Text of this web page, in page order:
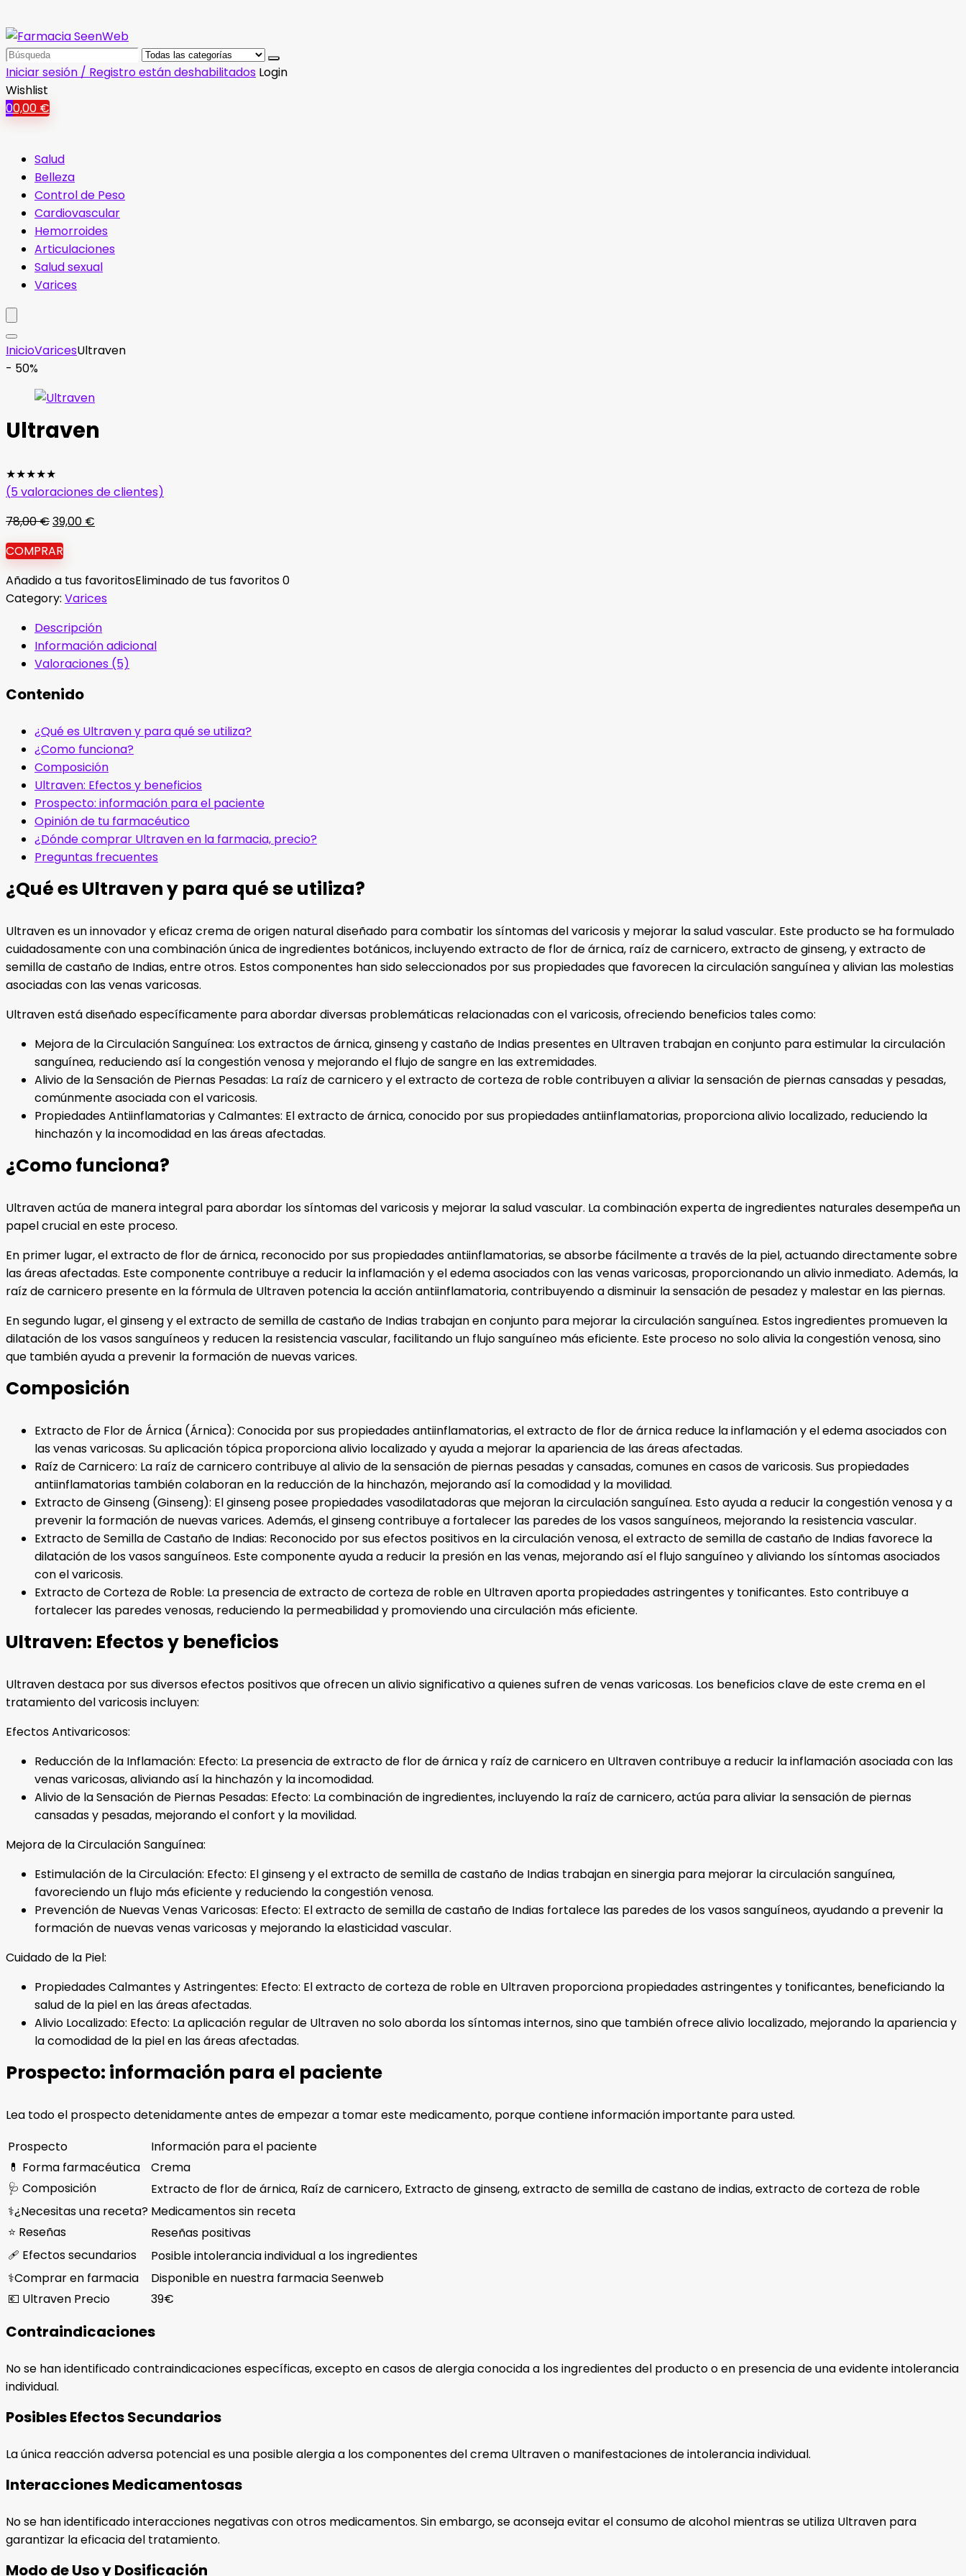
Search
for:
Iniciar sesión / Registro están deshabilitados Login
Wishlist
00,00 €
Salud
Belleza
Control de Peso
Cardiovascular
Hemorroides
Articulaciones
Salud sexual
Varices
InicioVaricesUltraven
- 50%
Ultraven
★★★★★
(5valoraciones de clientes)
78,00€El
precio
original
era:
78,00 €.
39,00 €
es:
39,00 €.
COMPRAR
Añadido a tus favoritosEliminado de tus favoritos0
Category: Varices
Descripción
Información adicional
Valoraciones (5)
Contenido
¿Qué es Ultraven y para qué se utiliza?
¿Como funciona?
Composición
Ultraven: Efectos y beneficios
Prospecto: información para el paciente
Opinión de tu farmacéutico
¿Dónde comprar Ultraven en la farmacia, precio?
Preguntas frecuentes
¿Qué es Ultraven y para qué se utiliza?
Ultraven es un innovador y eficaz crema de origen natural diseñado para combatir los síntomas del varicosis y mejorar la salud vascular. Este producto se ha formulado
cuidadosamente con una combinación única de ingredientes botánicos, incluyendo extracto de flor de árnica, raíz de carnicero, extracto de ginseng, y extracto de
semilla de castaño de Indias, entre otros. Estos componentes han sido seleccionados por sus propiedades que favorecen la circulación sanguínea y alivian las molestias
asociadas con las venas varicosas.
Ultraven está diseñado específicamente para abordar diversas problemáticas relacionadas con el varicosis, ofreciendo beneficios tales como:
Mejora de la Circulación Sanguínea: Los extractos de árnica, ginseng y castaño de Indias presentes en Ultraven trabajan en conjunto para estimular la circulación
sanguínea, reduciendo así la congestión venosa y mejorando el flujo de sangre en las extremidades.
Alivio de la Sensación de Piernas Pesadas: La raíz de carnicero y el extracto de corteza de roble contribuyen a aliviar la sensación de piernas cansadas y pesadas,
comúnmente asociada con el varicosis.
Propiedades Antiinflamatorias y Calmantes: El extracto de árnica, conocido por sus propiedades antiinflamatorias, proporciona alivio localizado, reduciendo la
hinchazón y la incomodidad en las áreas afectadas.
¿Como funciona?
Ultraven actúa de manera integral para abordar los síntomas del varicosis y mejorar la salud vascular. La combinación experta de ingredientes naturales desempeña un
papel crucial en este proceso.
En primer lugar, el extracto de flor de árnica, reconocido por sus propiedades antiinflamatorias, se absorbe fácilmente a través de la piel, actuando directamente sobre
las áreas afectadas. Este componente contribuye a reducir la inflamación y el edema asociados con las venas varicosas, proporcionando un alivio inmediato. Además, la
raíz de carnicero presente en la fórmula de Ultraven potencia la acción antiinflamatoria, contribuyendo a disminuir la sensación de pesadez y malestar en las piernas.
En segundo lugar, el ginseng y el extracto de semilla de castaño de Indias trabajan en conjunto para mejorar la circulación sanguínea. Estos ingredientes promueven la
dilatación de los vasos sanguíneos y reducen la resistencia vascular, facilitando un flujo sanguíneo más eficiente. Este proceso no solo alivia la congestión venosa, sino
que también ayuda a prevenir la formación de nuevas varices.
Composición
Extracto de Flor de Árnica (Árnica): Conocida por sus propiedades antiinflamatorias, el extracto de flor de árnica reduce la inflamación y el edema asociados con
las venas varicosas. Su aplicación tópica proporciona alivio localizado y ayuda a mejorar la apariencia de las áreas afectadas.
Raíz de Carnicero: La raíz de carnicero contribuye al alivio de la sensación de piernas pesadas y cansadas, comunes en casos de varicosis. Sus propiedades
antiinflamatorias también colaboran en la reducción de la hinchazón, mejorando así la comodidad y la movilidad.
Extracto de Ginseng (Ginseng): El ginseng posee propiedades vasodilatadoras que mejoran la circulación sanguínea. Esto ayuda a reducir la congestión venosa y a
prevenir la formación de nuevas varices. Además, el ginseng contribuye a fortalecer las paredes de los vasos sanguíneos, mejorando la resistencia vascular.
Extracto de Semilla de Castaño de Indias: Reconocido por sus efectos positivos en la circulación venosa, el extracto de semilla de castaño de Indias favorece la
dilatación de los vasos sanguíneos. Este componente ayuda a reducir la presión en las venas, mejorando así el flujo sanguíneo y aliviando los síntomas asociados
con el varicosis.
Extracto de Corteza de Roble: La presencia de extracto de corteza de roble en Ultraven aporta propiedades astringentes y tonificantes. Esto contribuye a
fortalecer las paredes venosas, reduciendo la permeabilidad y promoviendo una circulación más eficiente.
Ultraven: Efectos y beneficios
Ultraven destaca por sus diversos efectos positivos que ofrecen un alivio significativo a quienes sufren de venas varicosas. Los beneficios clave de este crema en el
tratamiento del varicosis incluyen:
Efectos Antivaricosos:
Reducción de la Inflamación: Efecto: La presencia de extracto de flor de árnica y raíz de carnicero en Ultraven contribuye a reducir la inflamación asociada con las
venas varicosas, aliviando así la hinchazón y la incomodidad.
Alivio de la Sensación de Piernas Pesadas: Efecto: La combinación de ingredientes, incluyendo la raíz de carnicero, actúa para aliviar la sensación de piernas
cansadas y pesadas, mejorando el confort y la movilidad.
Mejora de la Circulación Sanguínea:
Estimulación de la Circulación: Efecto: El ginseng y el extracto de semilla de castaño de Indias trabajan en sinergia para mejorar la circulación sanguínea,
favoreciendo un flujo más eficiente y reduciendo la congestión venosa.
Prevención de Nuevas Venas Varicosas: Efecto: El extracto de semilla de castaño de Indias fortalece las paredes de los vasos sanguíneos, ayudando a prevenir la
formación de nuevas venas varicosas y mejorando la elasticidad vascular.
Cuidado de la Piel:
Propiedades Calmantes y Astringentes: Efecto: El extracto de corteza de roble en Ultraven proporciona propiedades astringentes y tonificantes, beneficiando la
salud de la piel en las áreas afectadas.
Alivio Localizado: Efecto: La aplicación regular de Ultraven no solo aborda los síntomas internos, sino que también ofrece alivio localizado, mejorando la apariencia y
la comodidad de la piel en las áreas afectadas.
Prospecto: información para el paciente
Lea todo el prospecto detenidamente antes de empezar a tomar este medicamento, porque contiene información importante para usted.
Prospecto
Información para el paciente
💊 Forma farmacéutica
Crema
🩺 Composición
Extracto de flor de árnica, Raíz de carnicero, Extracto de ginseng, extracto de semilla de castano de indias, extracto de corteza de roble
⚕️¿Necesitas una receta? Medicamentos sin receta
⭐ Reseñas
Reseñas positivas
🩹 Efectos secundarios
Posible intolerancia individual a los ingredientes
⚕️Comprar en farmacia
Disponible en nuestra farmacia Seenweb
💶 Ultraven Precio
39€
Contraindicaciones
No se han identificado contraindicaciones específicas, excepto en casos de alergia conocida a los ingredientes del producto o en presencia de una evidente intolerancia
individual.
Posibles Efectos Secundarios
La única reacción adversa potencial es una posible alergia a los componentes del crema Ultraven o manifestaciones de intolerancia individual.
Interacciones Medicamentosas
No se han identificado interacciones negativas con otros medicamentos. Sin embargo, se aconseja evitar el consumo de alcohol mientras se utiliza Ultraven para
garantizar la eficacia del tratamiento.
Modo de Uso y Dosificación